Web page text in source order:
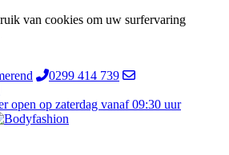
van cookies om uw surfervaring
0299 414 739
open op zaterdag vanaf 09:30 uur